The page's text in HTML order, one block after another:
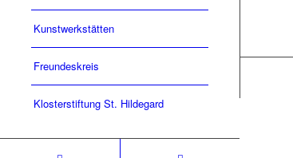
Kunstwerkstätten
Freundeskreis
Klosterstiftung St. Hildegard